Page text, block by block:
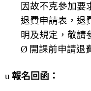
因故不克參加要
退費申請表，退
明及規定，敬請
Ø 開課前申請退
u 報名回函：